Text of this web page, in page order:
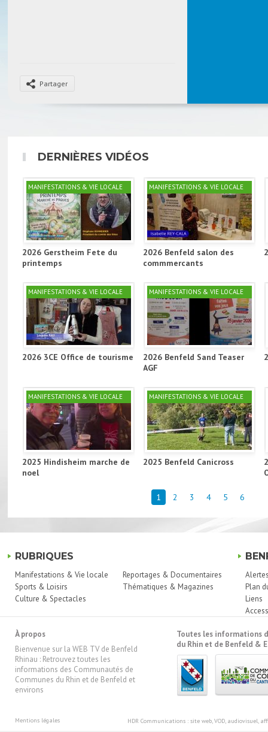
Partager
DERNIÈRES VIDÉOS
MANIFESTATIONS & VIE LOCALE
2026 Gerstheim Fete du
printemps
MANIFESTATIONS & VIE LOCALE
2026 Benfeld salon des
commmercants
MANIFESTATIONS & VIE LOCALE
2026 3CE Office de tourisme
MANIFESTATIONS & VIE LOCALE
2026 Benfeld Sand Teaser
AGF
MANIFESTATIONS & VIE LOCALE
2025 Hindisheim marche de
noel
MANIFESTATIONS & VIE LOCALE
2025 Benfeld Canicross
1 2 3 4 5 6
RUBRIQUES
Manifestations & Vie locale
Sports & Loisirs
Culture & Spectacles
Reportages & Documentaires
Thématiques & Magazines
Plan
Liens
À propos
Bienvenue sur la WEB TV de Benfeld
Rhinau : Retrouvez toutes les
informations des Communautés de
Communes du Rhin et de Benfeld et
environs
Toutes les informations
du Rhin et de Benfeld &
Mentions légales HDR Communications : site web, VOD, audiovisuel,